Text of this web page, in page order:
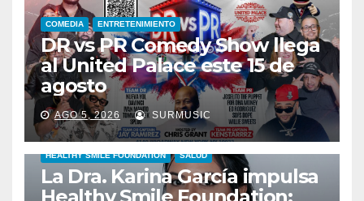
COMEDIA ENTRETENIMIENTO
DR vs PR Comedy Show llega
al United Palace este 15 de
agosto
AGO 5, 2026 SURMUSIC
HEALTHY SMILE FOUNDATION SALUD
La Dra. Karina García impulsa